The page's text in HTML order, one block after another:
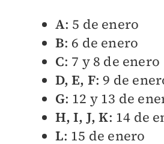
A: 5 de enero
B: 6 de enero
C: 7 y 8 de enero
D, E, F: 9 de
G: 12 y 13 de
H, I, J, K: 14 de
L: 15 de enero